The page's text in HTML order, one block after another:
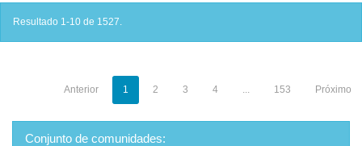
Resultado 1-10 de 1527.
Anterior 1 2 3 4 ... 153 Próximo
Conjunto de comunidades: